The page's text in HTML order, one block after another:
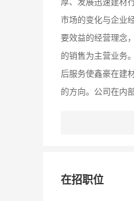
厚、发展迅速建材
市场的变化与企业
要效益的经营理念
的销售为主营业务
后服务使鑫豪在建
的方向。公司在内
系。工作地点：昆
在招职位